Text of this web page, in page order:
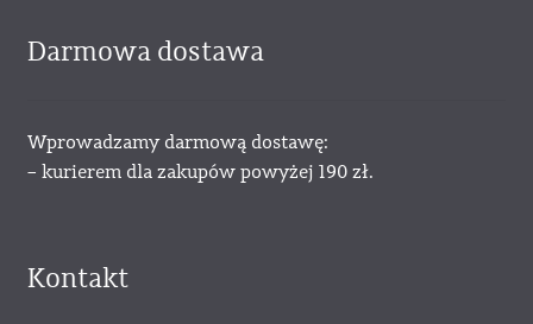
Darmowa dostawa
Wprowadzamy darmową dostawę:
– kurierem dla zakupów powyżej 190 zł.
Kontakt